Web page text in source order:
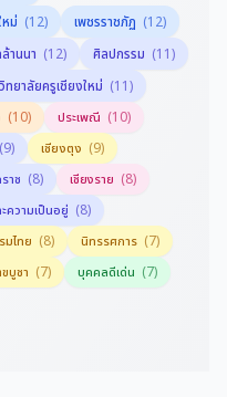
หม่ (12) เพชรราชภัฏ (12)
านนา (12) ศิลปกรรม (11)
วิทยาลัยครูเชียงใหม่ (11)
(10) ประเพณี (10)
(9) เชียงตุง (9)
าช (8) เชียงราย (8)
ความเป็นอยู่ (8)
ไทย (8) นิทรรศการ (7)
บูชา (7) บุคคลดีเด่น (7)